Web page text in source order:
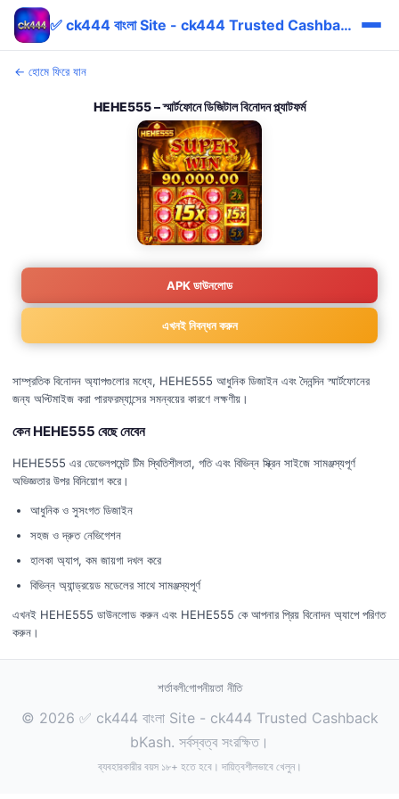
✅ ck444 বাংলা Site - ck444 Trusted Cashback bKash
← হোমে ফিরে যান
HEHE555 – স্মার্টফোনে ডিজিটাল বিনোদন প্ল্যাটফর্ম
APK ডাউনলোড
এখনই নিবন্ধন করুন
সাম্প্রতিক বিনোদন অ্যাপগুলোর মধ্যে, HEHE555 আধুনিক ডিজাইন এবং দৈনন্দিন স্মার্টফোনের
জন্য অপ্টিমাইজ করা পারফরম্যান্সের সমন্বয়ের কারণে লক্ষণীয়।
কেন HEHE555 বেছে নেবেন
HEHE555 এর ডেভেলপমেন্ট টিম স্থিতিশীলতা, গতি এবং বিভিন্ন স্ক্রিন সাইজে সামঞ্জস্যপূর্ণ
অভিজ্ঞতার উপর বিনিয়োগ করে।
আধুনিক ও সুসংগত ডিজাইন
সহজ ও দ্রুত নেভিগেশন
হালকা অ্যাপ, কম জায়গা দখল করে
বিভিন্ন অ্যান্ড্রয়েড মডেলের সাথে সামঞ্জস্যপূর্ণ
এখনই HEHE555 ডাউনলোড করুন এবং HEHE555 কে আপনার প্রিয় বিনোদন অ্যাপে পরিণত
করুন।
শর্তাবলীগোপনীয়তা নীতি
© 2026 ✅ ck444 বাংলা Site - ck444 Trusted Cashback
bKash. সর্বস্বত্ব সংরক্ষিত।
ব্যবহারকারীর বয়স ১৮+ হতে হবে। দায়িত্বশীলভাবে খেলুন।